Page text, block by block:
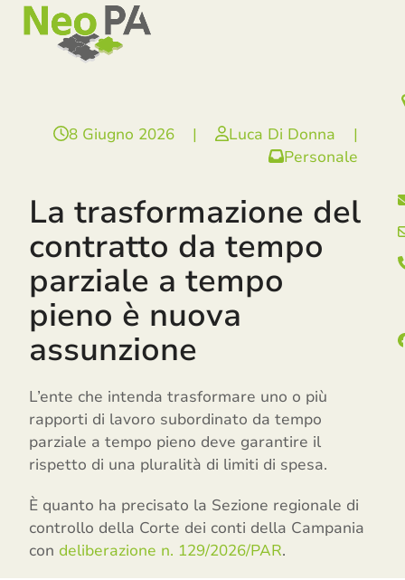
SkipOpen
mobile
menu
Close
mobile
menu
8 Giugno 2026 | Luca Di Donna
|
Personale
La trasformazione del
contratto da tempo
parziale a tempo
pieno è nuova
assunzione
L’ente che intenda trasformare uno o più
rapporti di lavoro subordinato da tempo
parziale a tempo pieno deve garantire il
rispetto di una pluralità di limiti di spesa.
È quanto ha precisato la Sezione regionale di
controllo della Corte dei conti della Campania
con deliberazione n. 129/2026/PAR.